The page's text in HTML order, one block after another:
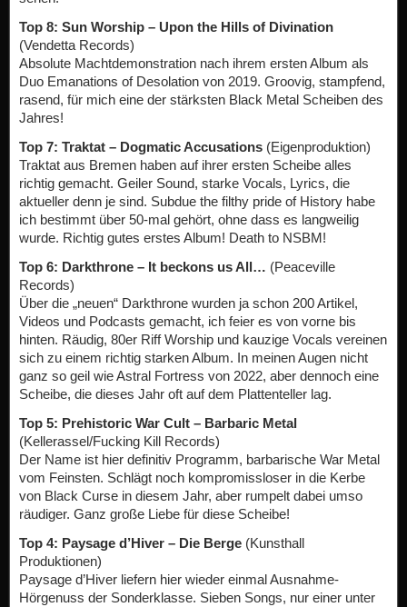
Top 8: Sun Worship – Upon the Hills of Divination
(Vendetta Records)
Absolute Machtdemonstration nach ihrem ersten Album als
Duo Emanations of Desolation von 2019. Groovig, stampfend,
rasend, für mich eine der stärksten Black Metal Scheiben des
Jahres!
Top 7: Traktat – Dogmatic Accusations (Eigenproduktion)
Traktat aus Bremen haben auf ihrer ersten Scheibe alles
richtig gemacht. Geiler Sound, starke Vocals, Lyrics, die
aktueller denn je sind. Subdue the filthy pride of History habe
ich bestimmt über 50-mal gehört, ohne dass es langweilig
wurde. Richtig gutes erstes Album! Death to NSBM!
Top 6: Darkthrone – It beckons us All… (Peaceville
Records)
Über die „neuen“ Darkthrone wurden ja schon 200 Artikel,
Videos und Podcasts gemacht, ich feier es von vorne bis
hinten. Räudig, 80er Riff Worship und kauzige Vocals vereinen
sich zu einem richtig starken Album. In meinen Augen nicht
ganz so geil wie Astral Fortress von 2022, aber dennoch eine
Scheibe, die dieses Jahr oft auf dem Plattenteller lag.
Top 5: Prehistoric War Cult – Barbaric Metal
(Kellerassel/Fucking Kill Records)
Der Name ist hier definitiv Programm, barbarische War Metal
vom Feinsten. Schlägt noch kompromissloser in die Kerbe
von Black Curse in diesem Jahr, aber rumpelt dabei umso
räudiger. Ganz große Liebe für diese Scheibe!
Top 4: Paysage d’Hiver – Die Berge (Kunsthall
Produktionen)
Paysage d’Hiver liefern hier wieder einmal Ausnahme-
Hörgenuss der Sonderklasse. Sieben Songs, nur einer unter